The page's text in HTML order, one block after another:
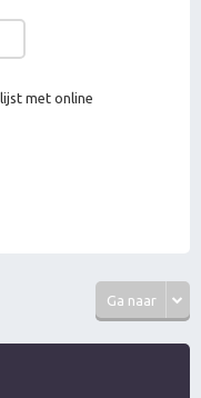
met online
Ga naar